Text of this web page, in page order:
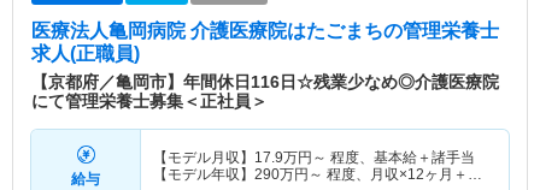
医療法人亀岡病院 介護医療院はたごまちの管理栄養士
求人(正職員)
【京都府／亀岡市】年間休日116日☆残業少なめ◎介護医療院
にて管理栄養士募集＜正社員＞
給与
【モデル月収】 17.9万円～ 程度、基本給＋諸手当
【モデル年収】 290万円～ 程度、月収×12ヶ月＋賞